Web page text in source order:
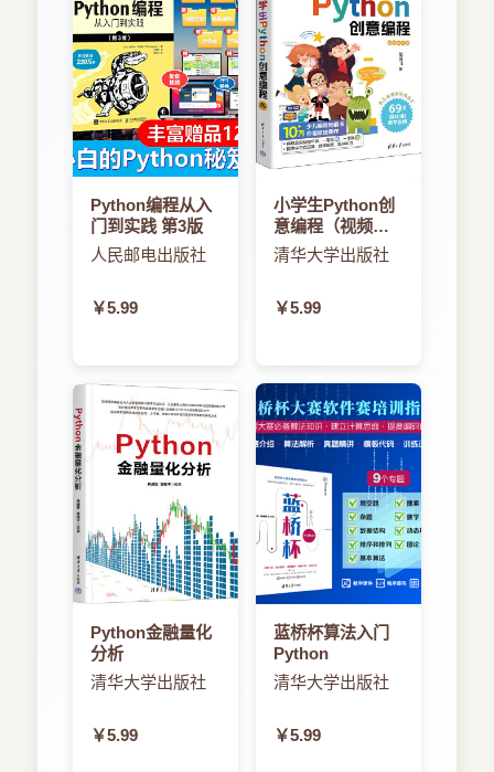
Python编程从入
门到实践 第3版
人民邮电出版社
￥5.99
小学生Python创
意编程（视频教
学版）
清华大学出版社
￥5.99
Python金融量化
分析
清华大学出版社
￥5.99
蓝桥杯算法入门
Python
清华大学出版社
￥5.99